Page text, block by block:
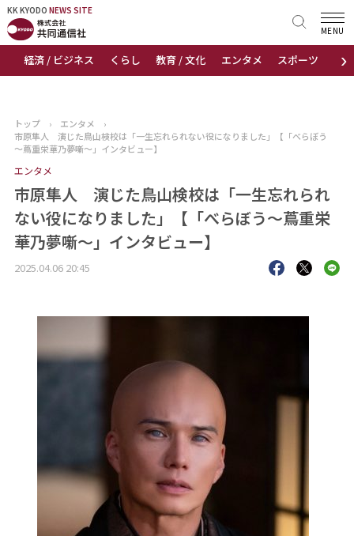
KK KYODO NEWS SITE
›
経済 / ビジネス くらし 教育 / 文化 エンタメ スポーツ 地域
MENU
KK KYODONEWS SITE
トップページ
ニュース
おすすめコンテンツ
出版物
会社概要
トップ › エンタメ
›
市原隼人 演じた鳥山検校は「一生忘れられない役になりました」【「べらぼう
～蔦重栄華乃夢噺～」インタビュー】
エンタメ
市原隼人 演じた鳥山検校は「一生忘れられ
ない役になりました」【「べらぼう～蔦重栄
華乃夢噺～」インタビュー】
2025.04.06 20:45